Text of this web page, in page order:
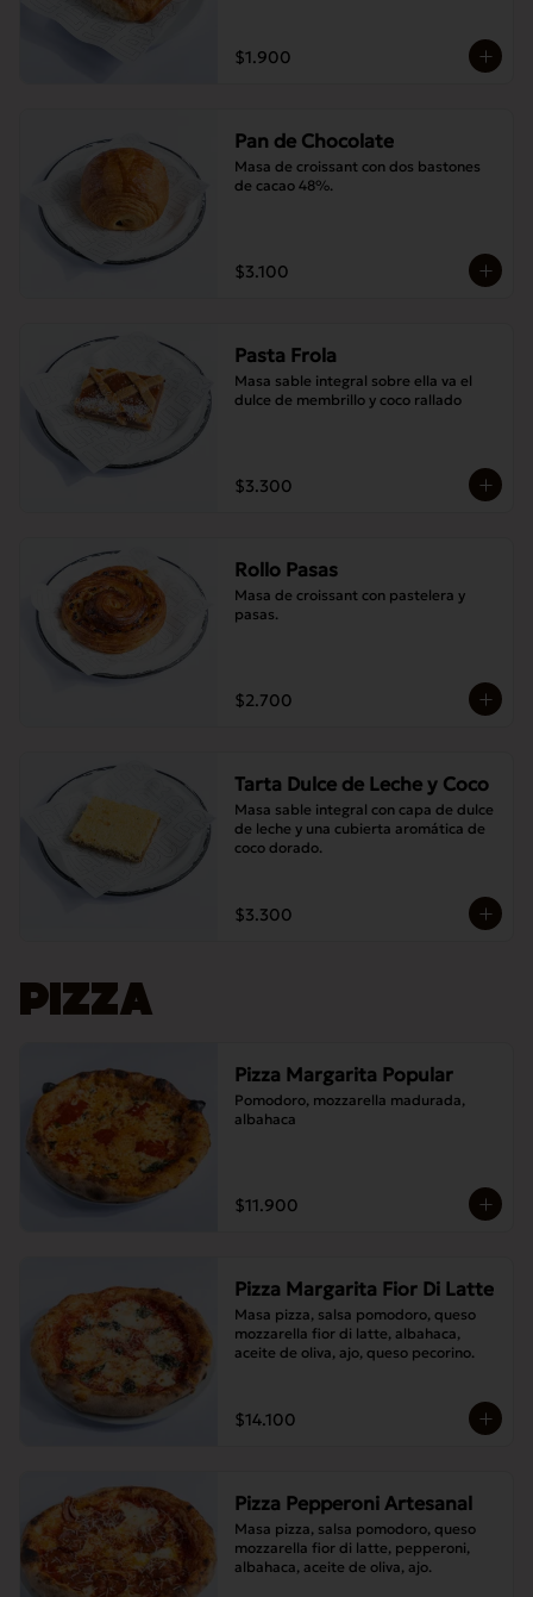
$1.900
Pan de Chocolate
Masa de croissant con dos bastones
de cacao 48%.
$3.100
Pasta Frola
Masa sable integral sobre ella va el
dulce de membrillo y coco rallado
$3.300
Rollo Pasas
Masa de croissant con pastelera y
pasas.
$2.700
Tarta Dulce de Leche y Coco
Masa sable integral con capa de dulce
de leche y una cubierta aromática de
coco dorado.
$3.300
PIZZA
Pizza Margarita Popular
Pomodoro, mozzarella madurada,
albahaca
$11.900
Pizza Margarita Fior Di Latte
Masa pizza, salsa pomodoro, queso
mozzarella fior di latte, albahaca,
aceite de oliva, ajo, queso pecorino.
$14.100
Pizza Pepperoni Artesanal
Masa pizza, salsa pomodoro, queso
mozzarella fior di latte, pepperoni,
albahaca, aceite de oliva, ajo.